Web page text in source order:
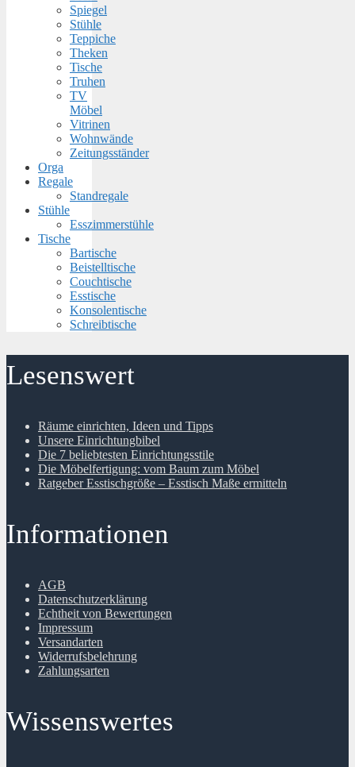
Spiegel
Stühle
Teppiche
Theken
Tische
Truhen
TV
Möbel
Vitrinen
Wohnwände
Zeitungsständer
Orga
Regale
Standregale
Stühle
Esszimmerstühle
Tische
Bartische
Beistelltische
Couchtische
Esstische
Konsolentische
Schreibtische
Lesenswert
Räume einrichten, Ideen und Tipps
Unsere Einrichtungbibel
Die 7 beliebtesten Einrichtungsstile
Die Möbelfertigung: vom Baum zum Möbel
Ratgeber Esstischgröße – Esstisch Maße ermitteln
Informationen
AGB
Datenschutzerklärung
Echtheit von Bewertungen
Impressum
Versandarten
Widerrufsbelehrung
Zahlungsarten
Wissenswertes